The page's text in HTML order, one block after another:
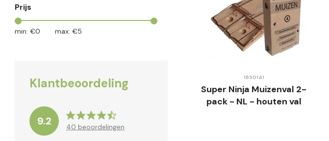
Prijs
min: €0 max: €5
Klantbeoordeling
9.2 40 beoordelingen
1650141
Super Ninja Muizenval 2-
pack - NL - houten val